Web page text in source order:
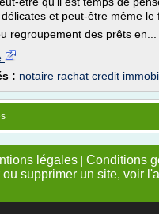
et peut-être même le
regroupement des prêts en...
: notaire rachat credit
légales | Conditions
ou supprimer un site, voir